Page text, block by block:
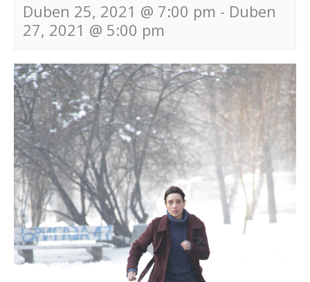
Duben 25, 2021 @ 7:00 pm - Duben
27, 2021 @ 5:00 pm
Navigace
pro
akce